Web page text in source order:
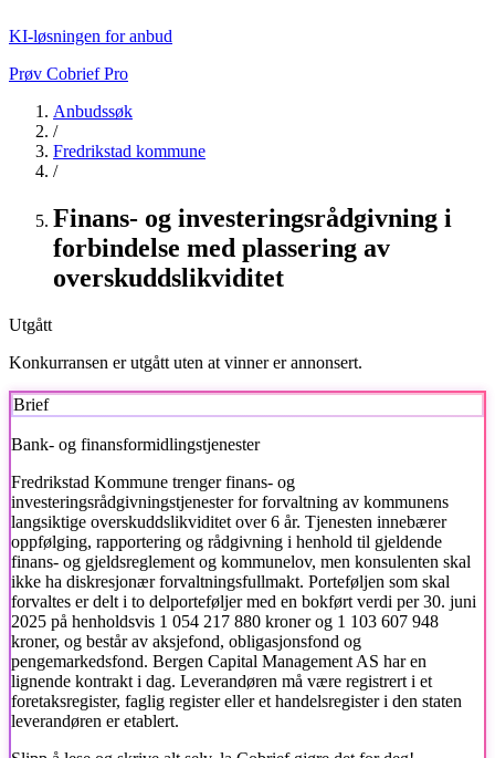
KI-løsningen for anbud
Prøv Cobrief Pro
Anbudssøk
/
Fredrikstad kommune
/
Finans- og investeringsrådgivning i
forbindelse med plassering av
overskuddslikviditet
Utgått
Konkurransen er utgått uten at vinner er annonsert.
Brief
Bank- og finansformidlingstjenester
Fredrikstad Kommune trenger finans- og
investeringsrådgivningstjenester for forvaltning av kommunens
langsiktige overskuddslikviditet over 6 år. Tjenesten innebærer
oppfølging, rapportering og rådgivning i henhold til gjeldende
finans- og gjeldsreglement og kommunelov, men konsulenten skal
ikke ha diskresjonær forvaltningsfullmakt. Porteføljen som skal
forvaltes er delt i to delporteføljer med en bokført verdi per 30. juni
2025 på henholdsvis 1 054 217 880 kroner og 1 103 607 948
kroner, og består av aksjefond, obligasjonsfond og
pengemarkedsfond. Bergen Capital Management AS har en
lignende kontrakt i dag. Leverandøren må være registrert i et
foretaksregister, faglig register eller et handelsregister i den staten
leverandøren er etablert.